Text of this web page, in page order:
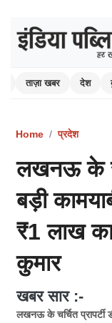
ताज़ा खबर देश
Home प्रदेश
लखनऊ के
बड़ी
₹1 लाख
कुमार
खबर सार :-
लखनऊ के चर्चित